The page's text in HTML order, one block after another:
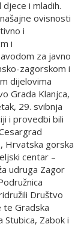
i mladih.
ovisnosti
i
i
za javno
zagorskom i
dijelovima
Grada Klanjca,
29. svibnja
i provedbi bili
Hrvatska gorska
centar –
udruga Zagor
Društvo
te Gradska
Stubica, Zabok i